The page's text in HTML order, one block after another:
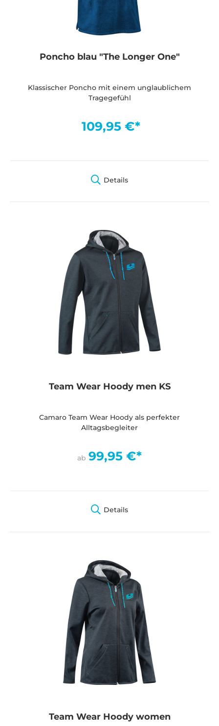
Poncho blau "The Longer One"
Klassischer Poncho mit einem unglaublichem
Tragegefühl
109,95 €*
Details
Team Wear Hoody men KS
Camaro Team Wear Hoody als perfekter
Alltagsbegleiter
ab 99,95 €*
Details
Team Wear Hoody women